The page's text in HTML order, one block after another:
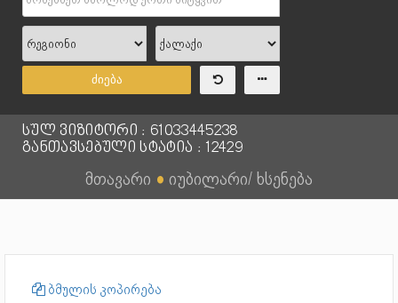
ძიება
სულ ვიზიტორი : 61033445238
განთავსებული სტატია : 12429
მთავარი ● იუბილარი/ ხსენება
ბმულის კოპირება